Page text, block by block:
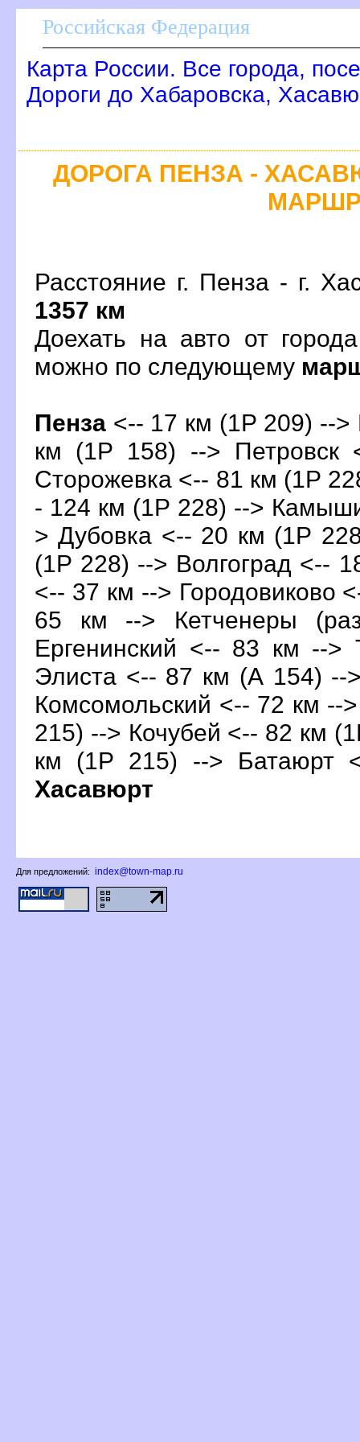
Российская Федерация
Карта России. Все города,
Дороги до Хабаровска,
ДОРОГА ПЕНЗА -
Расстояние г. Пенза - г.
1357 км
Доехать на авто от
можно по следующему
Пенза <-- 17 км (1Р 209) -->
км (1Р 158) -->
Сторожевка <-- 81 км (1Р
- 124 км (1Р 228) -->
> Дубовка <-- 20 км (1Р
(1Р 228) --> Волгоград <--
<-- 37 км --> Городовиково
65 км --> Кетченеры
Ергенинский <-- 83 км -->
Элиста <-- 87 км (А 154)
Комсомольский <-- 72 км --
215) --> Кочубей <-- 82 км
км (1Р 215) --> Батаюрт
Хасавюрт
Для предложений: index@town-map.ru